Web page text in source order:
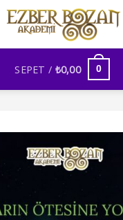
SEPET / ₺0,00 0